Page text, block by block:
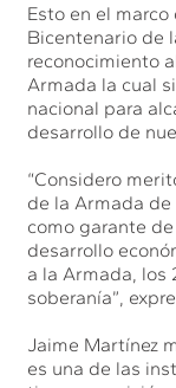
Esto en el
Bicentenario de
reconocimiento
Armada la cual
nacional para
desarrollo de
“Considero
de la Armada
como garante
desarrollo
a la Armada, los
soberanía”,
Jaime Martínez
es una de las